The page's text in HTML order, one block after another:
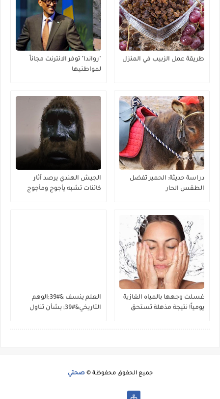
طريقة عمل الزبيب في المنزل
"رواندا" توفر الانترنت مجاناً
لمواطنيها
دراسة حديثة: الحمير تفضل
الطقس الحار
الجيش الهندي يرصد آثار
كائنات تشبه يأجوج ومأجوج
غسلت وجهها بالمياه الغازية
يومياً! نتيجة مذهلة تستحق
العلم ينسف &#39;الوهم
التاريخي&#39; بشأن تناول
جميع الحقوق محفوظة © صحتي